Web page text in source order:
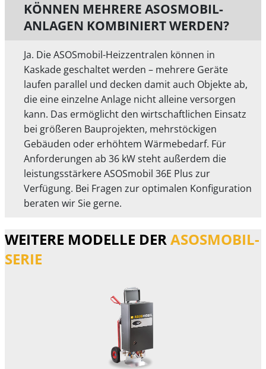
KÖNNEN MEHRERE ASOSMOBIL-
ANLAGEN KOMBINIERT WERDEN?
Ja. Die ASOSmobil-Heizzentralen können in
Kaskade geschaltet werden – mehrere Geräte
laufen parallel und decken damit auch Objekte ab,
die eine einzelne Anlage nicht alleine versorgen
kann. Das ermöglicht den wirtschaftlichen Einsatz
bei größeren Bauprojekten, mehrstöckigen
Gebäuden oder erhöhtem Wärmebedarf. Für
Anforderungen ab 36 kW steht außerdem die
leistungsstärkere ASOSmobil 36E Plus zur
Verfügung. Bei Fragen zur optimalen Konfiguration
beraten wir Sie gerne.
WEITERE MODELLE DERASOSMOBIL-
SERIE